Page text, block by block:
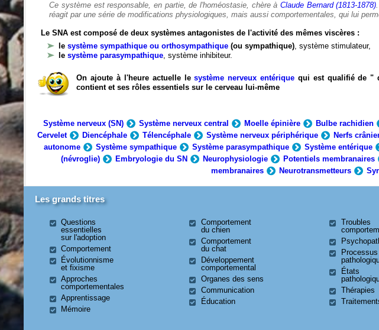
Ce système est responsable, en partie, de l'homéostasie, chère àClaude Bernard (1813-1878)
réagit par une série de modifications physiologiques, mais aussi comportementales, qui lui
Le SNA est composé de deux systèmes antagonistes de l'activité des mêmes viscères :
lesystème sympathique ou orthosympathique (ou sympathique), système stimulateur,
lesystème parasympathique, système inhibiteur.
On ajoute à l'heure actuelle lesystème nerveux entérique qui est qualifié de "
contient et ses rôles essentiels sur le cerveau lui-même
Système nerveux (SN) Système nerveux central Moelle épinière Bulbe rachidien
Cervelet
Diencéphale Télencéphale Système nerveux périphérique Nerfs
autonome
Système sympathique Système parasympathique Système entérique
(névroglie)
Embryologie du SN Neurophysiologie Potentiels membranaires
membranaires
Neurotransmetteurs
Les grands titres
Questions
essentielles
sur l'adoption
Comportement
Évolutionnisme
et fixisme
Approches
comportementales
Apprentissage
Mémoire
Comportement
du chien
Comportement
du chat
Développement
comportemental
Organes des sens
Communication
Éducation
Troubles
Processus
États
Thérapies